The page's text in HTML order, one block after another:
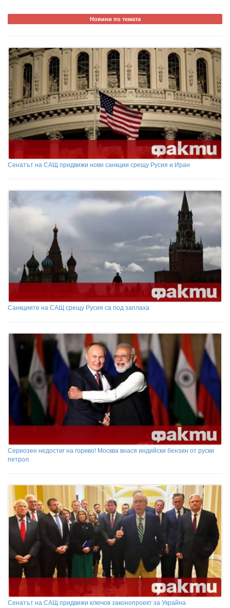
Новини по темата
Сенатът на САЩ придвижи нови санкции срещу Русия и Иран
Санкциите на САЩ срещу Русия са под заплаха
Сериозен недостиг на гориво! Москва внася индийски бензин от руски
петрол
Сенатът на САЩ придвижи ключов законопроект за Украйна